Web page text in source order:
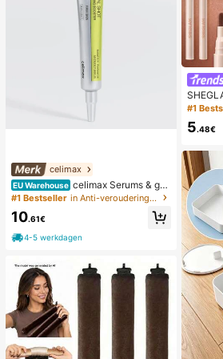
celimax
EU Warehouse celimax Serums & gez
ichtsbehandelingen
#1 Bestseller in Anti-veroudering Serums & Gezichtsbehandelingen
10.61€
4-5 werkdagen
#1
5.48€